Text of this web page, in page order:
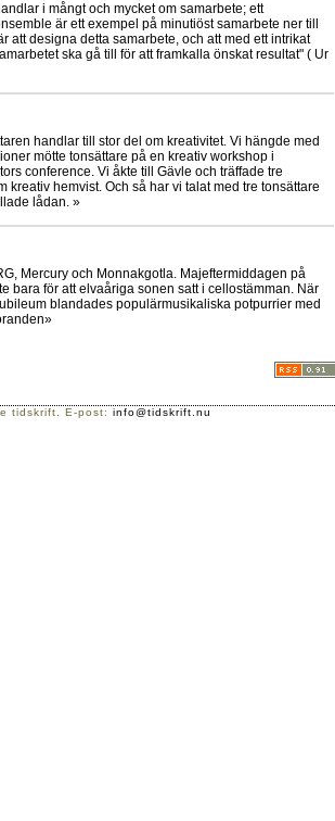
i mångt och mycket om samarbete; ett
är ett exempel på minutiöst samarbete ner till
att designa detta samarbete, och att med ett intrikat
ska gå till för att framkalla önskat resultat" ( Ur
handlar till stor del om kreativitet. Vi hängde med
mötte tonsättare på en kreativ workshop i
conference. Vi åkte till Gävle och träffade tre
kreativ hemvist. Och så har vi talat med tre tonsättare
lådan. »
Mercury och Monnakgotla. Majeftermiddagen på
bara för att elvaåriga sonen satt i cellostämman. När
blandades populärmusikaliska potpurrier med
tidskrift. E-post: info@tidskrift.nu